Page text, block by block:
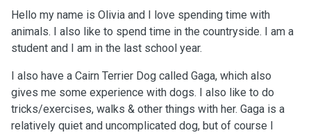
Hello my name is Olivia and I love spending time with
animals. I also like to spend time in the countryside. I am a
student and I am in the last school year.
I also have a Cairn Terrier Dog called Gaga, which also
gives me some experience with dogs. I also like to do
tricks/exercises, walks & other things with her. Gaga is a
relatively quiet and uncomplicated dog, but of course I